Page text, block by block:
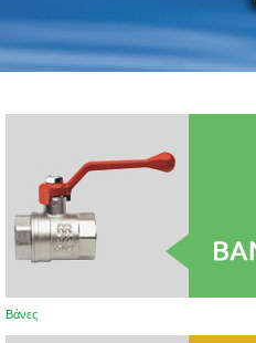
Βάνες